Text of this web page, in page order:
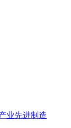
业先进制造